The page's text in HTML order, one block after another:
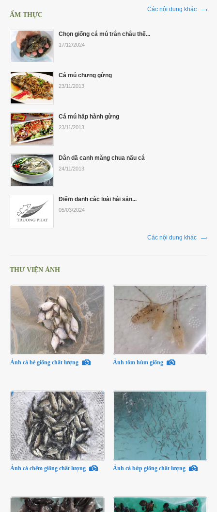
Các nội dung khác
ẨM THỰC
Chọn giống cá mú trân châu thế...
17/12/2024
Cá mú chưng gừng
23/11/2013
Cá mú hấp hành gừng
23/11/2013
Dân dã canh măng chua nấu cá
24/11/2013
Điểm danh các loài hải sản...
05/03/2024
Các nội dung khác
THƯ VIỆN ẢNH
Ảnh cá bè giống chất lượng Ảnh tôm hùm giống
Ảnh cá chẽm giống chất lượng Ảnh cá bớp giống chất lượng